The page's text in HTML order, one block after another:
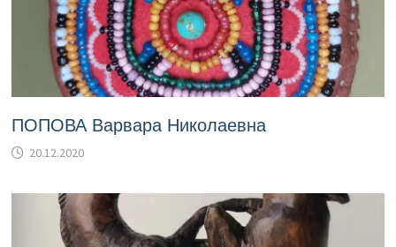
ПОПОВА Варвара Николаевна
20.12.2020